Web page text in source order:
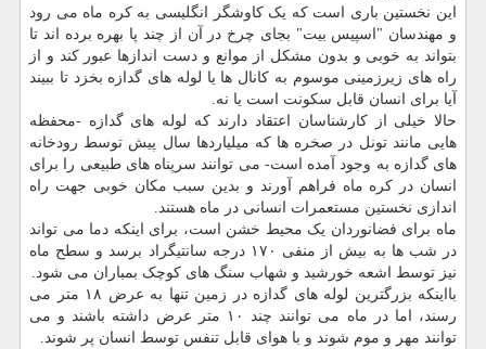
این نخستین باری است که یک کاوشگر انگلیسی به کره ماه می رود
و مهندسان "اسپیس بیت" بجای چرخ در آن از چند پا بهره برده اند تا
بتواند به خوبی و بدون مشکل از موانع و دست اندازها عبور کند و از
راه های زیرزمینی موسوم به کانال ها یا لوله های گدازه بخزد تا ببیند
آیا برای انسان قابل سکونت است یا نه.
حالا خیلی از کارشناسان اعتقاد دارند که لوله های گدازه -محفظه
هایی مانند تونل در صخره ها که میلیاردها سال پیش توسط رودخانه
های گدازه به وجود آمده است- می توانند سرپناه های طبیعی را برای
انسان در کره ماه فراهم آورند و بدین سبب مکان خوبی جهت راه
اندازی نخستین مستعمرات انسانی در ماه هستند.
ماه برای فضانوردان یک محیط خشن است، برای اینکه دما می تواند
در شب ها به بیش از منفی ۱۷۰ درجه سانتیگراد برسد و سطح ماه
نیز توسط اشعه خورشید و شهاب سنگ های کوچک بمباران می شود.
بااینکه بزرگترین لوله های گدازه در زمین تنها به عرض ۱۸ متر می
رسند، اما در ماه می توانند چند ۱۰ متر عرض داشته باشند و می
توانند مهر و موم شوند و با هوای قابل تنفس توسط انسان پر شوند.